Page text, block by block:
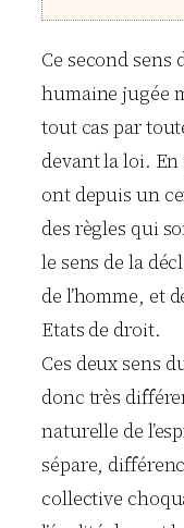
Ce second
humaine jugée
tout cas par
devant la loi.
ont depuis un
des règles qui
le sens de la
de l’homme, et
Etats de droit.
Ces deux sens
donc très
naturelle de
sépare,
collective